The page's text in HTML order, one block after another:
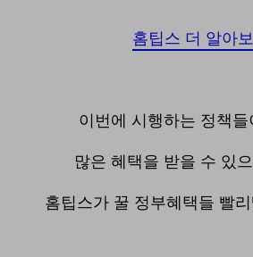
홈팁스 더 알아
이번에 시행하는 정책들
많은 혜택을 받을 수 있
홈팁스가 꿀 정부혜택들 빨